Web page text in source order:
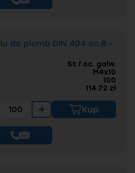
do plomb DIN 404 oc.B -
St / oc. galw.
M4x10
100
114.72 zł
+ Kup